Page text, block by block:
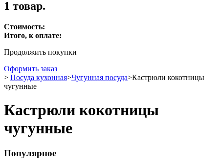
1 товар.
Стоимость:
Итого, к оплате:
Продолжить покупки
Оформить заказ
> Посуда кухонная>Чугунная посуда>Кастрюли кокотницы
чугунные
Кастрюли кокотницы
чугунные
Популярное